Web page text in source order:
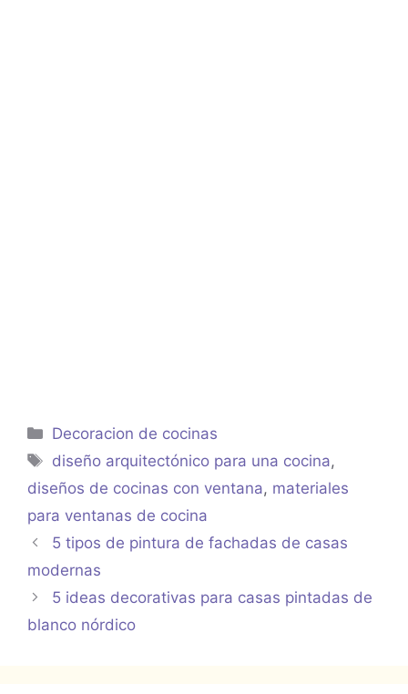
Categorías
Decoracion de cocinas
Etiquetas
diseño arquitectónico para una cocina,
diseños de cocinas con ventana, materiales
para ventanas de cocina
5 tipos de pintura de fachadas de casas
modernas
5 ideas decorativas para casas pintadas de
blanco nórdico